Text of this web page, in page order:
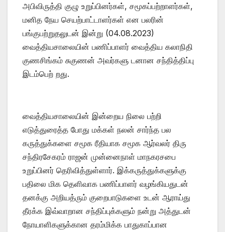
அபிவிருத்தி குழு உறுப்பினர்கள், சமூகப்பற்றாளர்கள்,
மனித நேய செயற்பாட்டாளர்கள் என பலரின்
பங்குபற்றுதலுடன் இன்று (04.08.2023)
வைத்தியசாலையின் பணிப்பாளர் வைத்திய கலாநிதி
குணசிங்கம் சுகுணன் அவர்களு டனான சந்தித்திப்பு
இடம்பெற் றது.
வைத்தியசாலையின் இன்றைய நிலை பற்றி
எடுத்துரைத்த போது மக்கள் நலன் சார்ந்த பல
கருத்துக்களை சமூக ரீதியாக சமூக ஆர்வலர் திரு
சந்திரசேகரம் ராஜன் முன்னைநாள் மாநகரசபை
உறுப்பினர் தெரிவித்துள்ளார். இக்கருத்துக்களுக்கு
பதிலை மிக தெளிவாக பணிப்பாளர் வழங்கியதுடன்
தனக்கு அறியத்ரும் குறைபாடுகளை உடன் ஆராய்து
தீரக்க இவ்வாறான சந்திப்புக்களும் நன்று அத்துடன்
நோயாளிகளுக்கான தரம்மிக்க பாதுகாப்பான